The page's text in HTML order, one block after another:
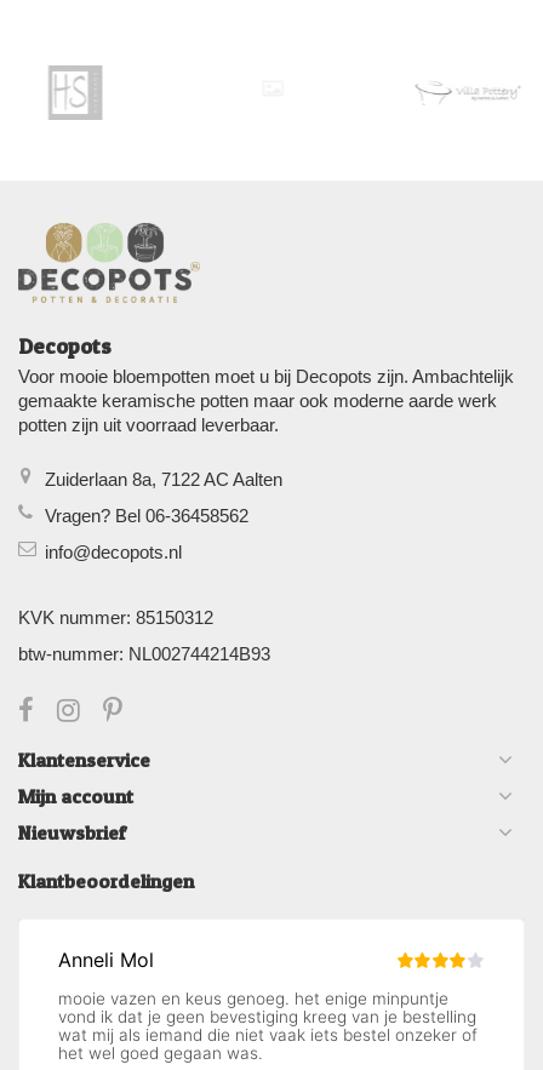
Decopots
Voor mooie bloempotten moet u bij Decopots zijn. Ambachtelijk
gemaakte keramische potten maar ook moderne aarde werk
potten zijn uit voorraad leverbaar.
Zuiderlaan 8a, 7122 AC Aalten
Vragen? Bel 06-36458562
info@decopots.nl
KVK nummer: 85150312
btw-nummer: NL002744214B93
Klantenservice
Mijn account
Nieuwsbrief
Klantbeoordelingen